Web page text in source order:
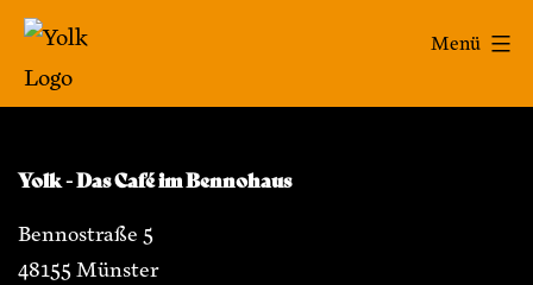
Zum
springen
Yolk
-
Café
Bennohaus
Menü
Yolk - Das Café im Bennohaus
Bennostraße 5
48155 Münster